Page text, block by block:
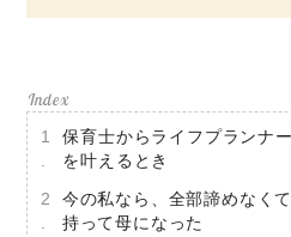
保育士からライフプランナ
を叶えるとき
今の私なら、全部諦めなく
持って母になった